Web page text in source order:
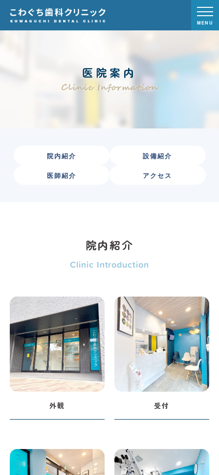
MENU
医院案内
Clinic Information
院内紹介 設備紹介
医師紹介 アクセス
院内紹介
Clinic Introduction
外観 受付